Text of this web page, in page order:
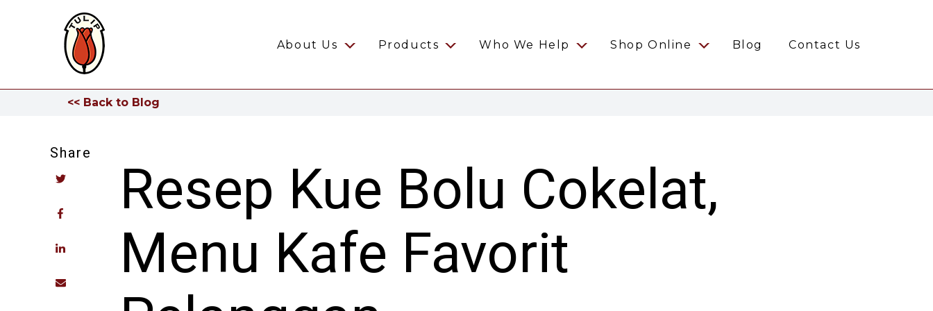
About Us Products Who We Help Shop Online Blog Contact Us
<< Back to Blog
Resep Kue Bolu Cokelat,
Menu Kafe Favorit
Share